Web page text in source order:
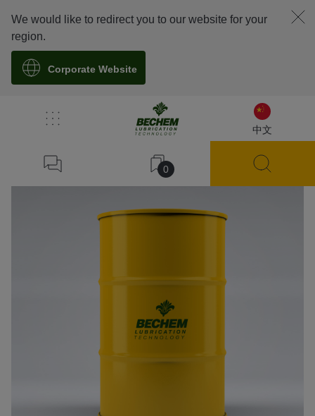
中文
0
We would like to redirect you to our website for your
region.
Corporate Website
溯源